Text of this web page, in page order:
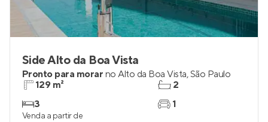
Side Alto da Boa Vista
Pronto para morar no Alto da Boa Vista,São Paulo
129 m²
3
2
1
Venda a partir de